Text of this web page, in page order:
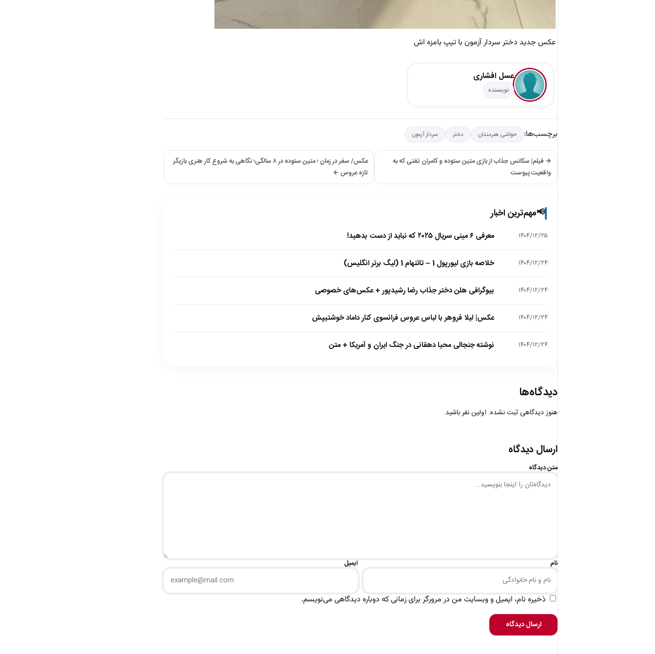
عکس جدید دختر سردار آزمون با تیپ بامزه اش
عسل افشاری
نویسنده
برچسب‌ها: حواشی هنرمندان دختر سردار آزمون
→ فیلم| سکانس جذاب از بازی متین ستوده و کامران تفتی که به
واقعیت پیوست
عکس/ سفر در زمان ؛ متین ستوده در ۸ سالگی؛ نگاهی به شروع کار هنری بازیگر
تازه عروس ←
📢مهم‌ترین اخبار
۱۴۰۴/۱۲/۲۵ معرفی ۶ مینی سریال ۲۰۲۵ که نباید از دست بدهید!
۱۴۰۴/۱۲/۲۴ خلاصه بازی لیورپول 1 – تاتنهام 1 (لیگ برتر انگلیس)
۱۴۰۴/۱۲/۲۴ بیوگرافی هلن دختر جذاب رضا رشیدپور + عکس‌های خصوصی
۱۴۰۴/۱۲/۲۴ عکس| لیلا فروهر با لباس عروس فرانسوی کنار داماد خوشتیپش
۱۴۰۴/۱۲/۲۴ نوشته جنجالی محیا دهقانی در جنگ ایران و آمریکا + متن
دیدگاه‌ها
هنوز دیدگاهی ثبت نشده. اولین نفر باشید.
ارسال دیدگاه
متن دیدگاه
نام ایمیل
ذخیره نام، ایمیل و وبسایت من در مرورگر برای زمانی که دوباره دیدگاهی می‌نویسم.
ارسال دیدگاه